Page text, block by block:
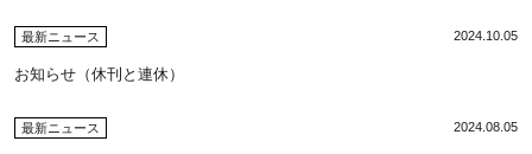
最新ニュース 2024.10.05
お知らせ（休刊と連休）
最新ニュース 2024.08.05